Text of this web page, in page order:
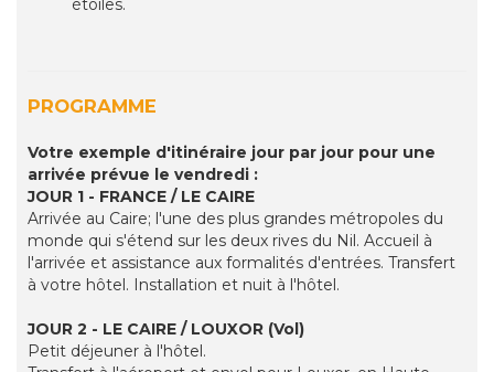
étoiles.
PROGRAMME
Votre exemple d'itinéraire jour par jour pour une
arrivée prévue le vendredi :
JOUR 1 - FRANCE / LE CAIRE
Arrivée au Caire; l'une des plus grandes métropoles du
monde qui s'étend sur les deux rives du Nil. Accueil à
l'arrivée et assistance aux formalités d'entrées. Transfert
à votre hôtel. Installation et nuit à l'hôtel.
JOUR 2 - LE CAIRE / LOUXOR (Vol)
Petit déjeuner à l'hôtel.